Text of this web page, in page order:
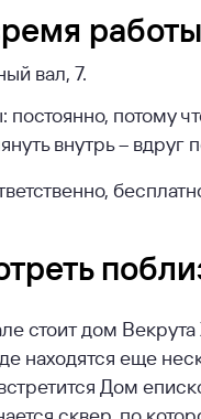
работы
вал, 7.
потому
внутрь – вдруг
стоит дом
находятся еще
Дом